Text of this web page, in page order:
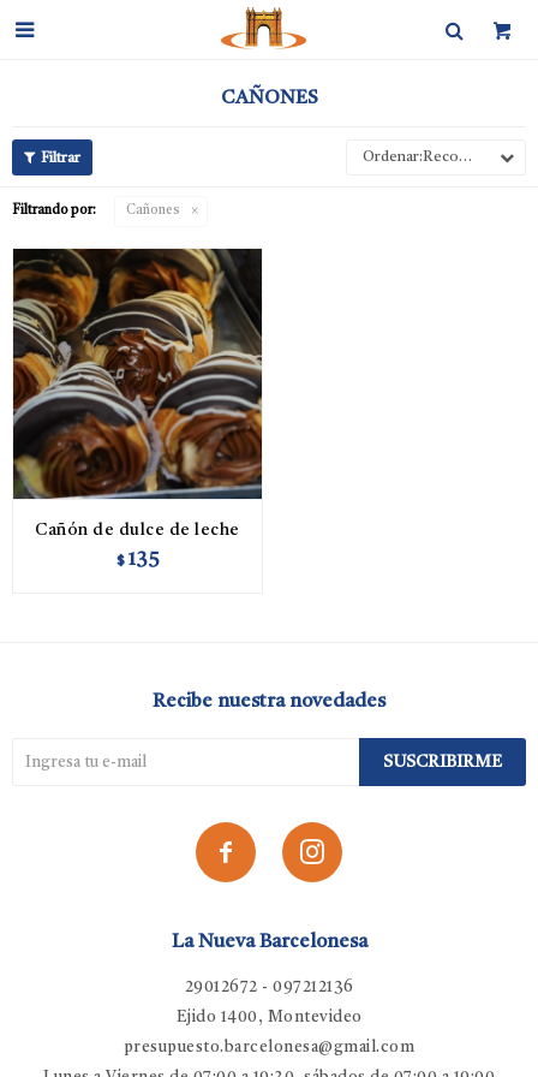

CAÑONES
Recomendados
Filtrando por: Cañones
Cañón de dulce de leche
$ 135
La Nueva Barcelonesa
29012672 - 097212136
Ejido 1400, Montevideo
presupuesto.barcelonesa@gmail.com
Recibe nuestra novedades
SUSCRIBIRME
 